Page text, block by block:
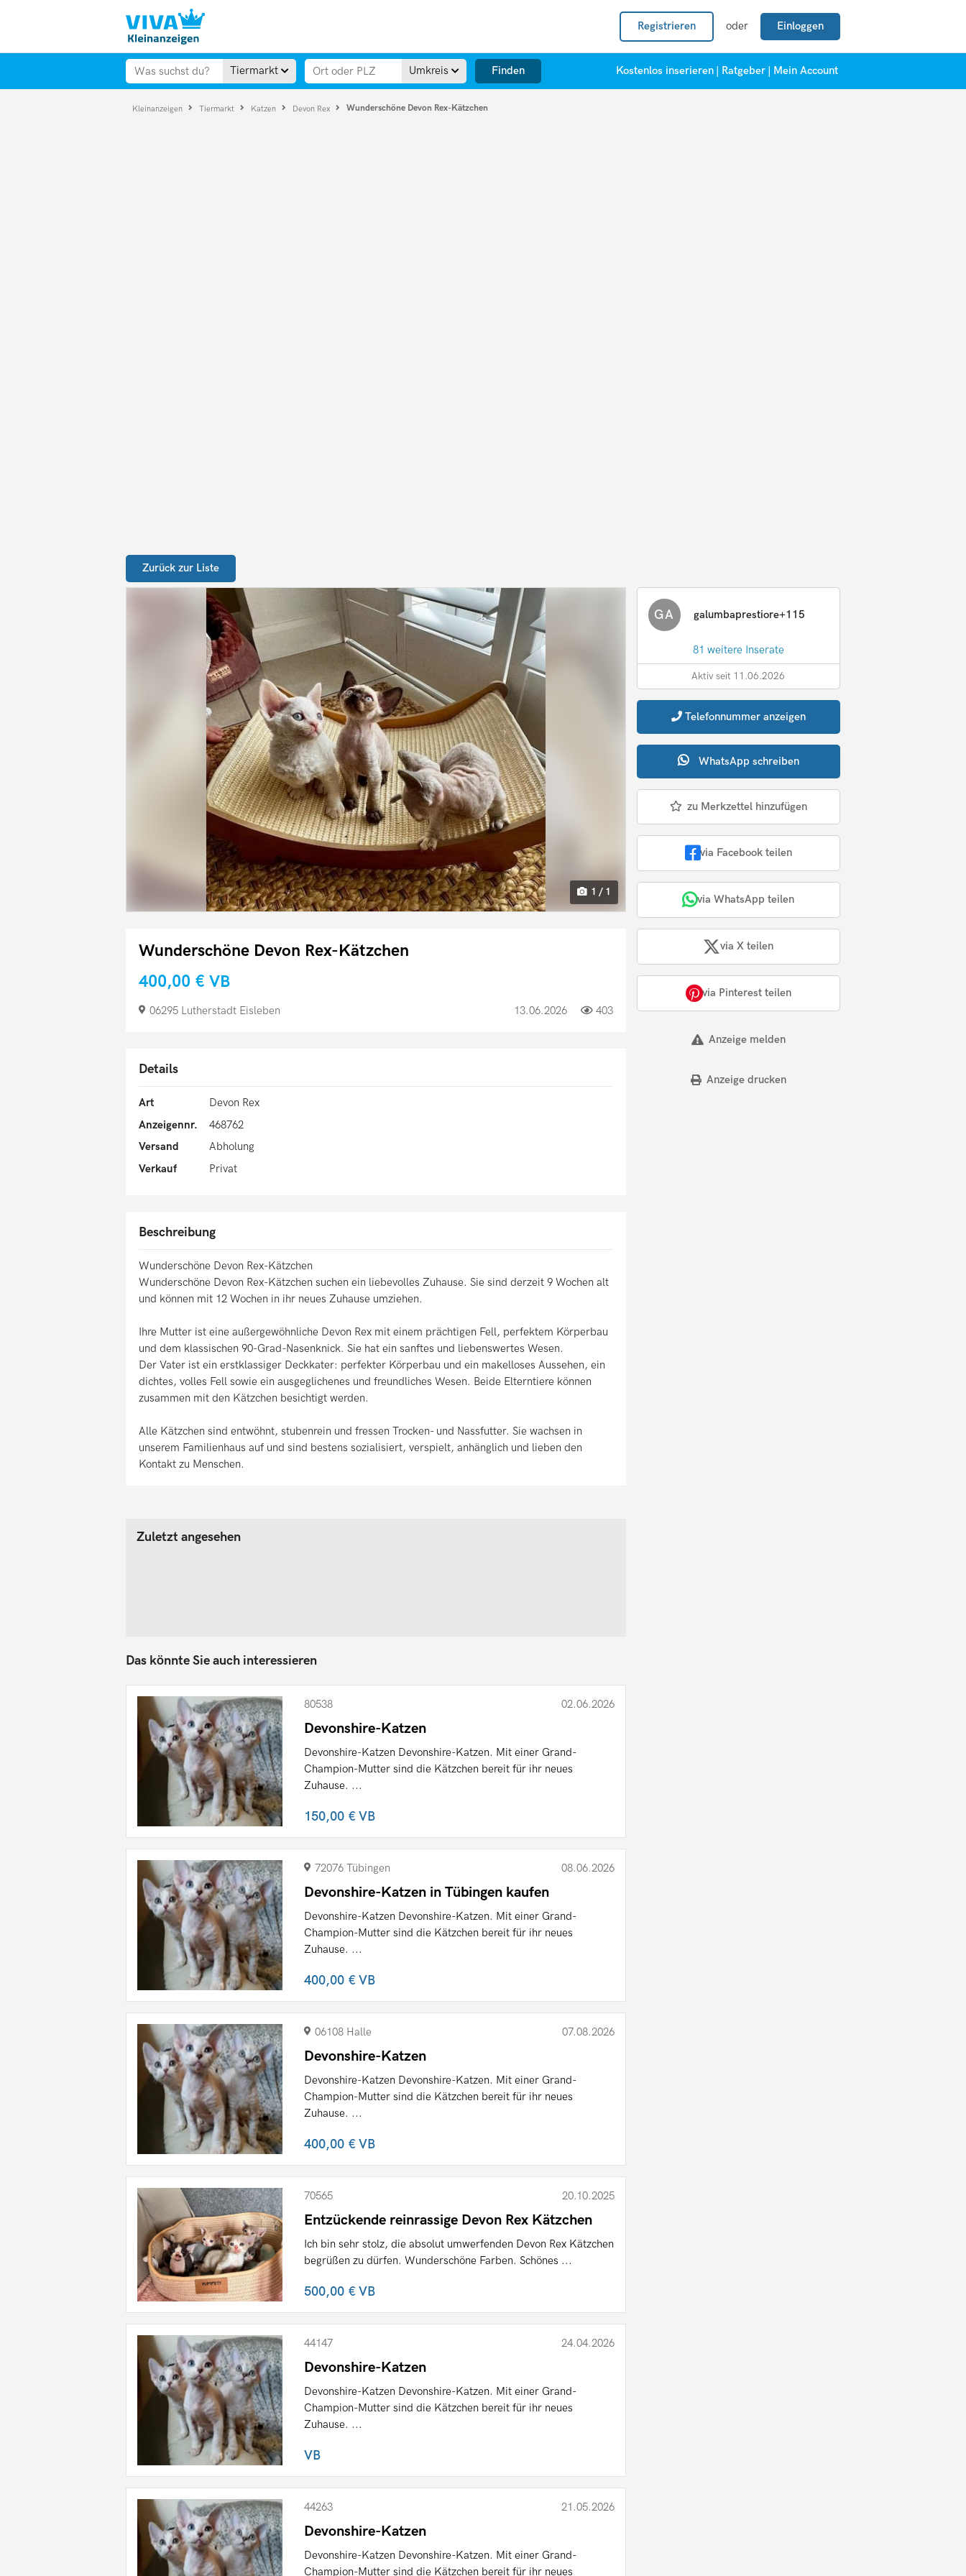
Registrieren oder Einloggen
Tiermarkt Umkreis Finden Kostenlos inserieren Ratgeber Mein Account
Kleinanzeigen Tiermarkt Katzen Devon Rex Wunderschöne Devon Rex-Kätzchen
Zurück zur Liste
1 / 1
Wunderschöne Devon Rex-Kätzchen
400,00 € VB
06295 Lutherstadt Eisleben 13.06.2026 403
Details
Art
Devon Rex
Anzeigennr.
468762
Versand
Abholung
Verkauf
Privat
Beschreibung
Wunderschöne Devon Rex-Kätzchen
Wunderschöne Devon Rex-Kätzchen suchen ein liebevolles Zuhause. Sie sind derzeit 9 Wochen alt
und können mit 12 Wochen in ihr neues Zuhause umziehen.
Ihre Mutter ist eine außergewöhnliche Devon Rex mit einem prächtigen Fell, perfektem Körperbau
und dem klassischen 90-Grad-Nasenknick. Sie hat ein sanftes und liebenswertes Wesen.
Der Vater ist ein erstklassiger Deckkater: perfekter Körperbau und ein makelloses Aussehen, ein
dichtes, volles Fell sowie ein ausgeglichenes und freundliches Wesen. Beide Elterntiere können
zusammen mit den Kätzchen besichtigt werden.
Alle Kätzchen sind entwöhnt, stubenrein und fressen Trocken- und Nassfutter. Sie wachsen in
unserem Familienhaus auf und sind bestens sozialisiert, verspielt, anhänglich und lieben den
Kontakt zu Menschen.
GA galumbaprestiore+115
81 weitere Inserate
Aktiv seit 11.06.2026
Telefonnummer anzeigen
WhatsApp schreiben
zu Merkzettel hinzufügen
via Facebook teilen
via WhatsApp teilen
via X teilen
via Pinterest teilen
Anzeige melden
Anzeige drucken
Zuletzt angesehen
Das könnte Sie auch interessieren
80538 02.06.2026
Devonshire-Katzen
Devonshire-Katzen Devonshire-Katzen. Mit einer Grand-
Champion-Mutter sind die Kätzchen bereit für ihr neues
Zuhause. ...
150,00 €VB
72076 Tübingen 08.06.2026
Devonshire-Katzen in Tübingen kaufen
Devonshire-Katzen Devonshire-Katzen. Mit einer Grand-
Champion-Mutter sind die Kätzchen bereit für ihr neues
Zuhause. ...
400,00 €VB
06108 Halle 07.08.2026
Devonshire-Katzen
Devonshire-Katzen Devonshire-Katzen. Mit einer Grand-
Champion-Mutter sind die Kätzchen bereit für ihr neues
Zuhause. ...
400,00 €VB
70565 20.10.2025
Entzückende reinrassige Devon Rex Kätzchen
Ich bin sehr stolz, die absolut umwerfenden Devon Rex Kätzchen
begrüßen zu dürfen. Wunderschöne Farben. Schönes ...
500,00 €VB
44147 24.04.2026
Devonshire-Katzen
Devonshire-Katzen Devonshire-Katzen. Mit einer Grand-
Champion-Mutter sind die Kätzchen bereit für ihr neues
Zuhause. ...
VB
44263 21.05.2026
Devonshire-Katzen
Devonshire-Katzen Devonshire-Katzen. Mit einer Grand-
Champion-Mutter sind die Kätzchen bereit für ihr neues